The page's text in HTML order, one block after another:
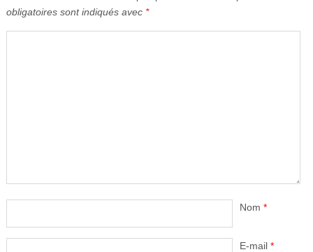
obligatoires sont indiqués avec *
Nom *
E-mail *